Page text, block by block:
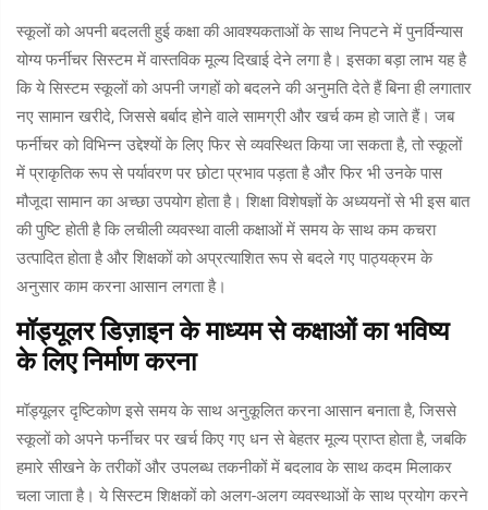
स्कूलों को अपनी बदलती हुई कक्षा की आवश्यकताओं के साथ निपटने में पुनर्विन्यास
योग्य फर्नीचर सिस्टम में वास्तविक मूल्य दिखाई देने लगा है। इसका बड़ा लाभ यह है
कि ये सिस्टम स्कूलों को अपनी जगहों को बदलने की अनुमति देते हैं बिना ही लगातार
नए सामान खरीदे, जिससे बर्बाद होने वाले सामग्री और खर्च कम हो जाते हैं। जब
फर्नीचर को विभिन्न उद्देश्यों के लिए फिर से व्यवस्थित किया जा सकता है, तो स्कूलों
में प्राकृतिक रूप से पर्यावरण पर छोटा प्रभाव पड़ता है और फिर भी उनके पास
मौजूदा सामान का अच्छा उपयोग होता है। शिक्षा विशेषज्ञों के अध्ययनों से भी इस बात
की पुष्टि होती है कि लचीली व्यवस्था वाली कक्षाओं में समय के साथ कम कचरा
उत्पादित होता है और शिक्षकों को अप्रत्याशित रूप से बदले गए पाठ्यक्रम के
अनुसार काम करना आसान लगता है।
मॉड्यूलर डिज़ाइन के माध्यम से कक्षाओं का भविष्य
के लिए निर्माण करना
मॉड्यूलर दृष्टिकोण इसे समय के साथ अनुकूलित करना आसान बनाता है, जिससे
स्कूलों को अपने फर्नीचर पर खर्च किए गए धन से बेहतर मूल्य प्राप्त होता है, जबकि
हमारे सीखने के तरीकों और उपलब्ध तकनीकों में बदलाव के साथ कदम मिलाकर
चला जाता है। ये सिस्टम शिक्षकों को अलग-अलग व्यवस्थाओं के साथ प्रयोग करने